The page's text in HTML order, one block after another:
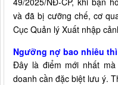
và đã bị cưỡng chế, cơ
Cục Quản lý Xuất nhập
Ngưỡng nợ bao nhiêu
Đây là điểm mới nhất
doanh cần đặc biệt lưu ý.